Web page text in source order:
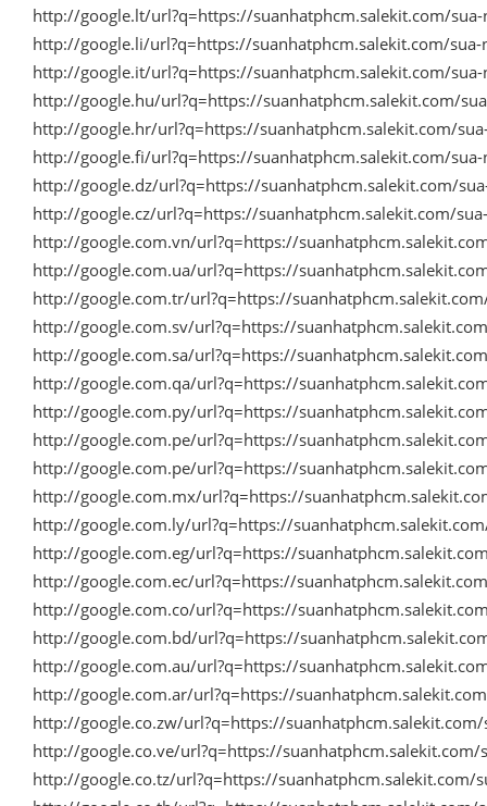
http://google.lt/url?q=https://suanhatphcm.salekit.com/
http://google.li/url?q=https://suanhatphcm.salekit.com/
http://google.it/url?q=https://suanhatphcm.salekit.com/
http://google.hu/url?q=https://suanhatphcm.salekit.com/
http://google.hr/url?q=https://suanhatphcm.salekit.com/
http://google.fi/url?q=https://suanhatphcm.salekit.com/
http://google.dz/url?q=https://suanhatphcm.salekit.com/
http://google.cz/url?q=https://suanhatphcm.salekit.com/
http://google.com.vn/url?q=https://
http://google.com.ua/url?q=https://
http://google.com.tr/url?q=https://
http://google.com.sv/url?q=https://
http://google.com.sa/url?q=https://
http://google.com.qa/url?q=https://
http://google.com.py/url?q=https://
http://google.com.pe/url?q=https://
http://google.com.pe/url?q=https://
http://google.com.mx/url?q=https://
http://google.com.ly/url?q=https://
http://google.com.eg/url?q=https://
http://google.com.ec/url?q=https://
http://google.com.co/url?q=https://
http://google.com.bd/url?q=https://
http://google.com.au/url?q=https://
http://google.com.ar/url?q=https://
http://google.co.zw/url?q=https://
http://google.co.ve/url?q=https://
http://google.co.tz/url?q=https://suanhatphcm.salekit.com/